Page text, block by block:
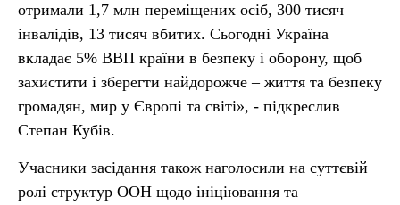
отримали 1,7 млн переміщених осіб, 300 тисяч
інвалідів, 13 тисяч вбитих. Сьогодні Україна
вкладає 5% ВВП країни в безпеку і оборону, щоб
захистити і зберегти найдорожче – життя та безпеку
громадян, мир у Європі та світі», - підкреслив
Степан Кубів.
Учасники засідання також наголосили на суттєвій
ролі структур ООН щодо ініціювання та